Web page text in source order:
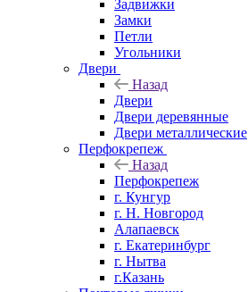
Задвижки
Замки
Петли
Угольники
Двери
Назад
Двери
Двери деревянные
Двери металлические
Перфокрепеж
Назад
Перфокрепеж
г. Кунгур
г. Н. Новгород
Алапаевск
г. Екатеринбург
г. Нытва
г.Казань